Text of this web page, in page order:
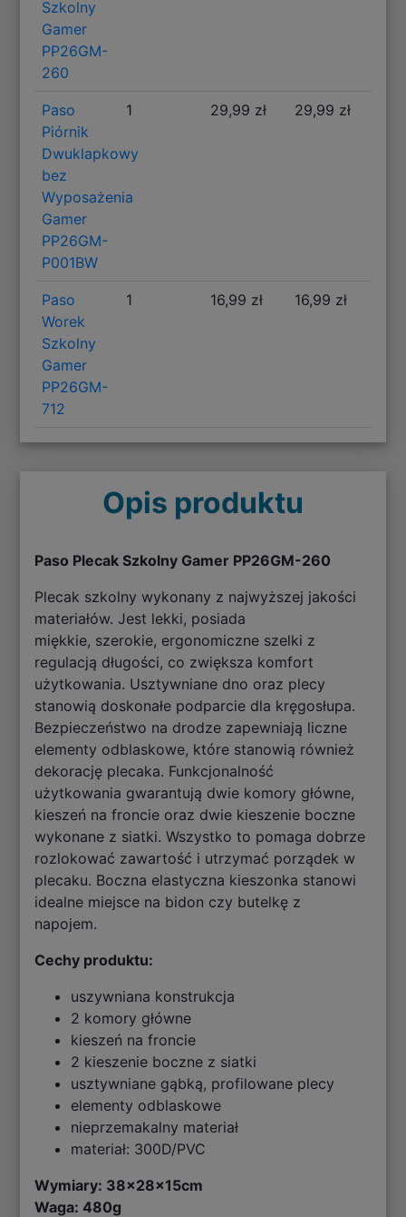
Szkolny
Gamer
PP26GM-
260
Paso
Piórnik
Dwuklapkowy
bez
Wyposażenia
Gamer
PP26GM-
P001BW
1 29,99 zł 29,99 zł
Paso
Worek
Szkolny
Gamer
PP26GM-
712
1 16,99 zł 16,99 zł
Opis produktu
Paso Plecak Szkolny Gamer PP26GM-260
Plecak szkolny wykonany z najwyższej jakości
materiałów. Jest lekki, posiada
miękkie, szerokie, ergonomiczne szelki z
regulacją długości, co zwiększa komfort
użytkowania. Usztywniane dno oraz plecy
stanowią doskonałe podparcie dla kręgosłupa.
Bezpieczeństwo na drodze zapewniają liczne
elementy odblaskowe, które stanowią również
dekorację plecaka. Funkcjonalność
użytkowania gwarantują dwie komory główne,
kieszeń na froncie oraz dwie kieszenie boczne
wykonane z siatki. Wszystko to pomaga dobrze
rozlokować zawartość i utrzymać porządek w
plecaku. Boczna elastyczna kieszonka stanowi
idealne miejsce na bidon czy butelkę z
napojem.
Cechy produktu:
uszywniana konstrukcja
2 komory główne
kieszeń na froncie
2 kieszenie boczne z siatki
usztywniane gąbką, profilowane plecy
elementy odblaskowe
nieprzemakalny materiał
materiał: 300D/PVC
Wymiary: 38x28x15cm
Waga: 480g